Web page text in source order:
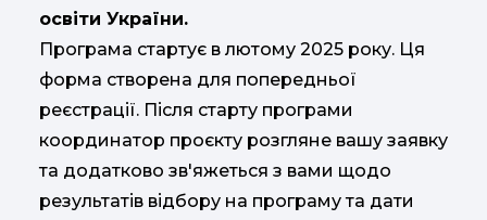
освіти України.
Програма стартує в лютому 2025 року. Ця
форма створена для попередньої
реєстрації. Після старту програми
координатор проєкту розгляне вашу заявку
та додатково зв'яжеться з вами щодо
результатів відбору на програму та дати